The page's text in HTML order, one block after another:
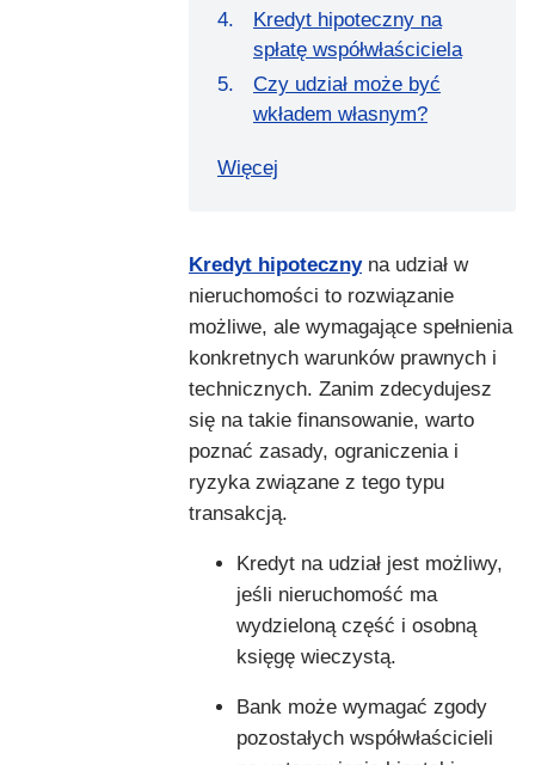
Kredyt hipoteczny na
spłatę współwłaściciela
Czy udział może być
wkładem własnym?
Więcej
Kredyt hipotecznyna udział w
nieruchomości to rozwiązanie
możliwe, ale wymagające spełnienia
konkretnych warunków prawnych i
technicznych. Zanim zdecydujesz
się na takie finansowanie, warto
poznać zasady, ograniczenia i
ryzyka związane z tego typu
transakcją.
Kredyt na udział jest możliwy,
jeśli nieruchomość ma
wydzieloną część i osobną
księgę wieczystą.
Bank może wymagać zgody
pozostałych współwłaścicieli